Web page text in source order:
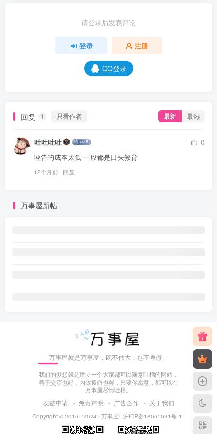
请登录后发表评论
登录 注册
QQ登录
回复 1 只看作者 最新 最热
吐吐吐吐
0
诬告的成本太低 一般都是口头教育
12个月前 回复
万事屋新帖
万事屋就是万事屋，既不伟大，也不卑微。
我们的梦想就是建立一个大家都可以随意吐槽的网站，
善于交流也好，内敛孤僻也罢，只要你愿意，都可以在
万事屋尽情吐槽。
友链申请 免责声明 广告合作 关于我们
Copyright © 2010 - 2024 · 万事屋 · 沪ICP备16001031号-1 .